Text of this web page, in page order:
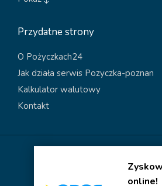
online!
Przydatne strony
O Pożyczkach24
Jak działa serwis Pozyczka-poznan
Kalkulator walutowy
Kontakt
Polityka